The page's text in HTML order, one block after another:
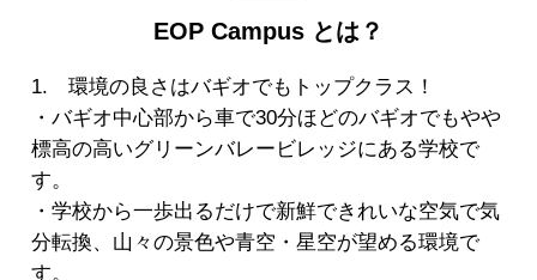
EOP Campus とは？
1. 環境の良さはバギオでもトップクラス！
・バギオ中心部から車で30分ほどのバギオでもやや
標高の高いグリーンバレービレッジにある学校で
す。
・学校から一歩出るだけで新鮮できれいな空気で気
分転換、山々の景色や青空・星空が望める環境で
す。